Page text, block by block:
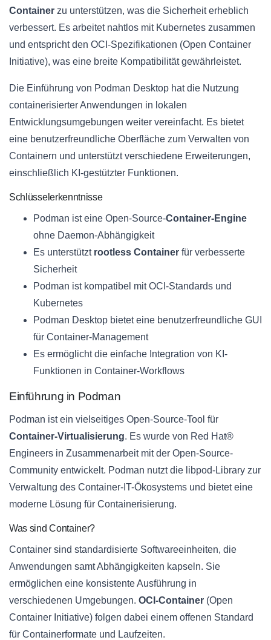
Container zu unterstützen, was die Sicherheit erheblich
verbessert. Es arbeitet nahtlos mit Kubernetes zusammen
und entspricht den OCI-Spezifikationen (Open Container
Initiative), was eine breite Kompatibilität gewährleistet.
Die Einführung von Podman Desktop hat die Nutzung
containerisierter Anwendungen in lokalen
Entwicklungsumgebungen weiter vereinfacht. Es bietet
eine benutzerfreundliche Oberfläche zum Verwalten von
Containern und unterstützt verschiedene Erweiterungen,
einschließlich KI-gestützter Funktionen.
Schlüsselerkenntnisse
Podman ist eine Open-Source-Container-Engine
ohne Daemon-Abhängigkeit
Es unterstützt rootless Container für verbesserte
Sicherheit
Podman ist kompatibel mit OCI-Standards und
Kubernetes
Podman Desktop bietet eine benutzerfreundliche GUI
für Container-Management
Es ermöglicht die einfache Integration von KI-
Funktionen in Container-Workflows
Einführung in Podman
Podman ist ein vielseitiges Open-Source-Tool für
Container-Virtualisierung. Es wurde von Red Hat®
Engineers in Zusammenarbeit mit der Open-Source-
Community entwickelt. Podman nutzt die libpod-Library zur
Verwaltung des Container-IT-Ökosystems und bietet eine
moderne Lösung für Containerisierung.
Was sind Container?
Container sind standardisierte Softwareeinheiten, die
Anwendungen samt Abhängigkeiten kapseln. Sie
ermöglichen eine konsistente Ausführung in
verschiedenen Umgebungen. OCI-Container (Open
Container Initiative) folgen dabei einem offenen Standard
für Containerformate und Laufzeiten.